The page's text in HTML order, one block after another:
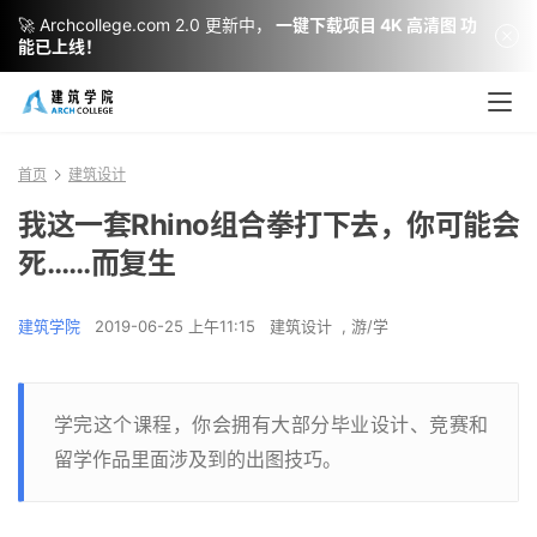
首页 建筑设计
我这一套Rhino组合拳打下去，你可能会
死……而复生
建筑学院 2019-06-25 上午11:15 建筑设计 , 游/学
学完这个课程，你会拥有大部分毕业设计、竞赛和
留学作品里面涉及到的出图技巧。
🚀 Archcollege.com 2.0 更新中，
一键下载项目 4K 高清图 功
能已上线！